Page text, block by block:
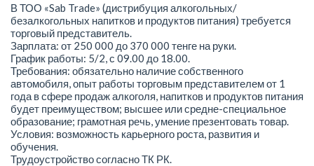
В ТОО «Sab Trade» (дистрибуция алкогольных/
безалкогольных напитков и продуктов питания) требуется
торговый представитель.
Зарплата: от 250 000 до 370 000 тенге на руки.
График работы: 5/2, с 09.00 до 18.00.
Требования: обязательно наличие собственного
автомобиля, опыт работы торговым представителем от 1
года в сфере продаж алкоголя, напитков и продуктов питания
будет преимуществом; высшее или средне-специальное
образование; грамотная речь, умение презентовать товар.
Условия: возможность карьерного роста, развития и
обучения.
Трудоустройство согласно ТК РК.